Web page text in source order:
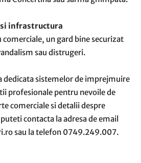
infrastructura
comerciale, un gard bine securizat
sau distrugeri.
dedicata sistemelor de imprejmuire
profesionale pentru nevoile de
comerciale si detalii despre
contacta la adresa de email
sau la telefon 0749.249.007.